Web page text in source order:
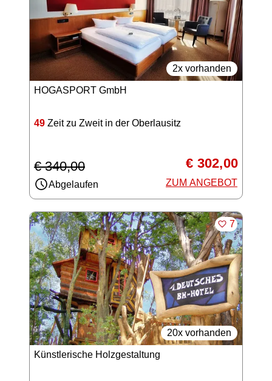
2x vorhanden
HOGASPORT GmbH
49 Zeit zu Zweit in der Oberlausitz
€ 340,00
Abgelaufen
€ 302,00
ZUM ANGEBOT
20x vorhanden
MERKEN
7
Künstlerische Holzgestaltung